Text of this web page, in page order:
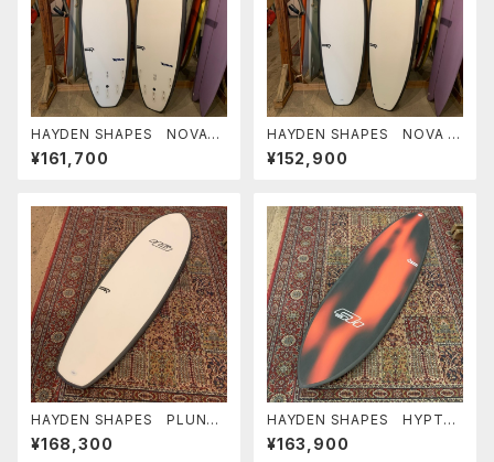
HAYDEN SHAPES NOVA
6'0" FUTURE FLEX ヘイデ
ンシェイプス
¥161,700
HAYDEN SHAPES NOVA F
UTURE FLEX ヘイデンシェ
イプス ニューモデル
¥152,900
HAYDEN SHAPES PLUNDE
R FUTURE FLEX ヘイデン
シェイプス ヒプトクリプト 小
¥168,300
HAYDEN SHAPES HYPTO
KRYPTO FUTURE FLEX
5’10” RED PLASMA NEW C
¥163,900